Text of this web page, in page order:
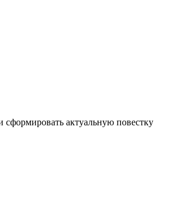
актуальную повестку